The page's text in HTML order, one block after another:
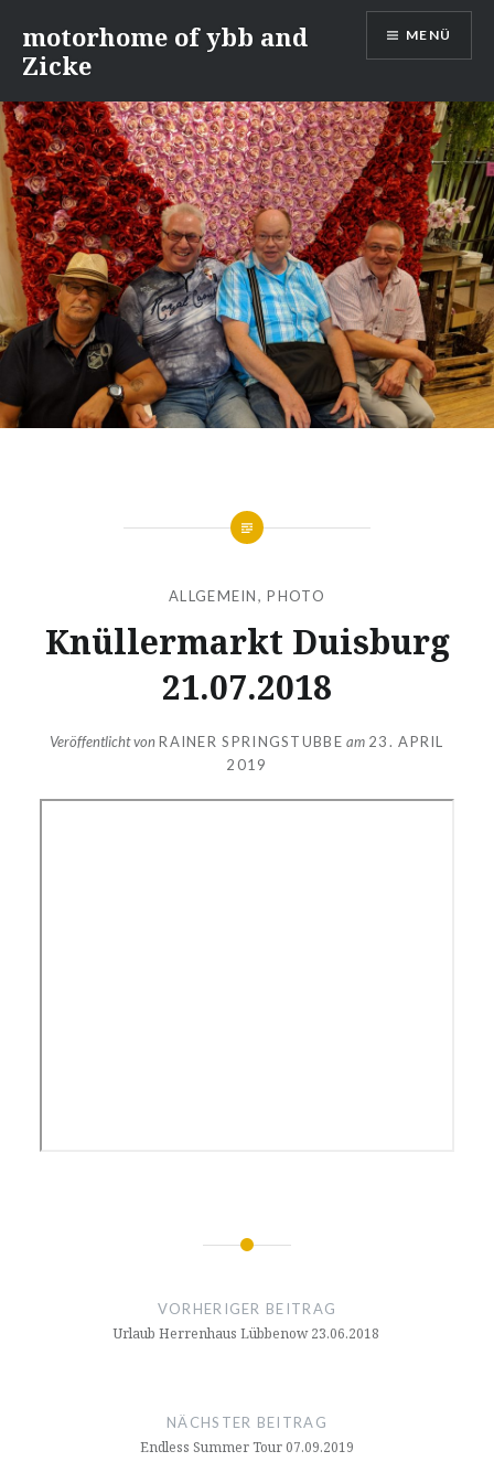
zum
Inhalt
motorhome of ybb and
Zicke
MENÜ
ALLGEMEIN,PHOTO
Knüllermarkt Duisburg
21.07.2018
Veröffentlicht vonRAINER SPRINGSTUBBE am 23. APRIL
2019
Beitragsnavigation
VORHERIGER BEITRAG
Urlaub Herrenhaus Lübbenow 23.06.2018
NÄCHSTER BEITRAG
Endless Summer Tour 07.09.2019